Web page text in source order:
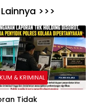
>>>
& KRIMINAL
Tidak